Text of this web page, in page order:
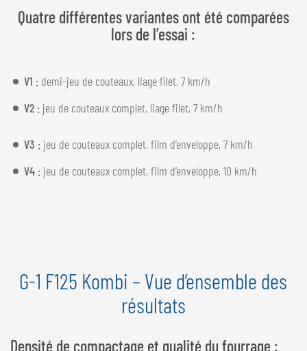
Quatre différentes variantes ont été comparées
lors de l’essai :
V1 : demi-jeu de couteaux, liage filet, 7 km/h
V2 : jeu de couteaux complet, liage filet, 7 km/h
V3 : jeu de couteaux complet, film d’enveloppe, 7 km/h
V4 : jeu de couteaux complet, film d’enveloppe, 10 km/h
G-1 F125 Kombi – Vue d’ensemble des
résultats
Densité de compactage et qualité du fourrage :